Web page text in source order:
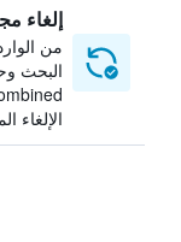
إلغاء
من
البحث
الإلغاء